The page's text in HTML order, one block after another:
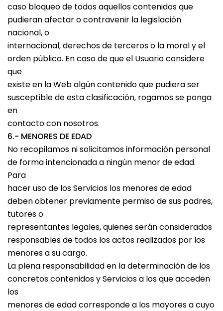
caso bloqueo de todos aquellos contenidos que
pudieran afectar o contravenir la legislación
nacional, o
internacional, derechos de terceros o la moral y el
orden público. En caso de que el Usuario considere
que
existe en la Web algún contenido que pudiera ser
susceptible de esta clasificación, rogamos se ponga
en
contacto con nosotros.
6.- MENORES DE EDAD
No recopilamos ni solicitamos información personal
de forma intencionada a ningún menor de edad.
Para
hacer uso de los Servicios los menores de edad
deben obtener previamente permiso de sus padres,
tutores o
representantes legales, quienes serán considerados
responsables de todos los actos realizados por los
menores a su cargo.
La plena responsabilidad en la determinación de los
concretos contenidos y Servicios a los que acceden
los
menores de edad corresponde a los mayores a cuyo